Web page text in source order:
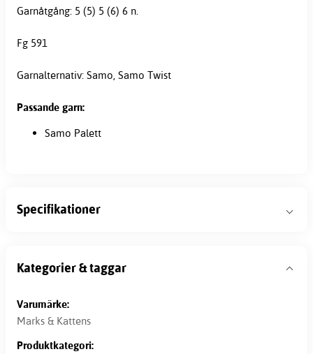
Garnåtgång: 5 (5) 5 (6) 6 n.
Fg 591
Garnalternativ: Samo, Samo Twist
Passande garn:
Samo Palett
Specifikationer
Kategorier & taggar
Varumärke:
Marks & Kattens
Produktkategori: